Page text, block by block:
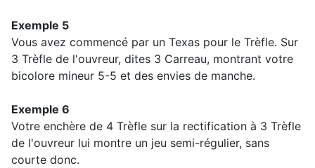
Exemple 5
Vous avez commencé par un Texas pour le Trèfle. Sur
3 Trèfle de l'ouvreur, dites 3 Carreau, montrant votre
bicolore mineur 5-5 et des envies de manche.
Exemple 6
Votre enchère de 4 Trèfle sur la rectification à 3 Trèfle
de l'ouvreur lui montre un jeu semi-régulier, sans
courte donc.